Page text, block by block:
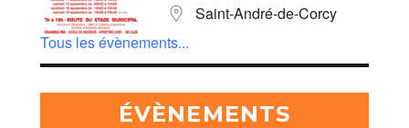
Saint-André-de-Corcy
Tous les évènements...
ÉVÈNEMENTS